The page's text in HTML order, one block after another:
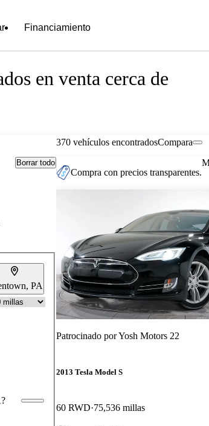
Financiamiento
en venta cerca de
Borrar todo
PA
370 vehículos encontradosCompara
Compra con precios transparentes.
Patrocinado porYosh Motors 22
2013 Tesla Model S
60 RWD 75,536 millas